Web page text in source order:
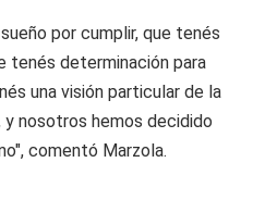
por cumplir, que tenés
tenés determinación para
una visión particular de la
nosotros hemos decidido
comentó Marzola.